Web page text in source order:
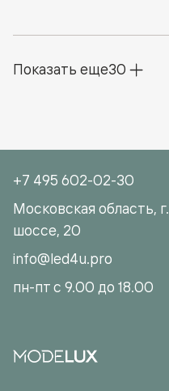
Показать еще30
+7 495 602-02-30
Московская область,
шоссе, 20
info@led4u.pro
пн-пт с 9.00 до 18.00